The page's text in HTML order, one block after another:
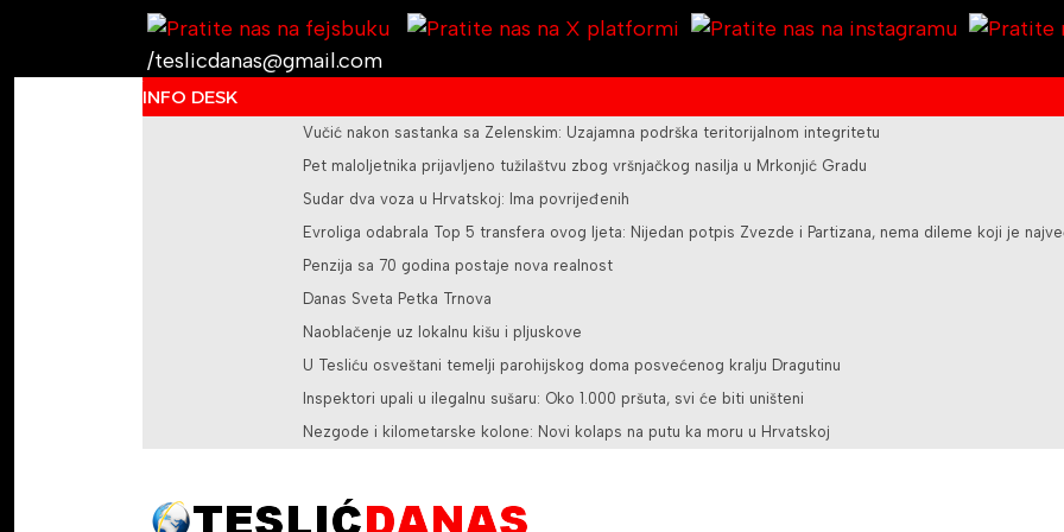
/teslicdanas@gmail.com
INFO DESK
Vučić nakon sastanka sa Zelenskim: Uzajamna podrška teritorijalnom integritetu
Pet maloljetnika prijavljeno tužilaštvu zbog vršnjačkog nasilja u Mrkonjić Gradu
Sudar dva voza u Hrvatskoj: Ima povrijeđenih
Evroliga odabrala Top 5 transfera ovog ljeta: Nijedan potpis Zvezde i Partizana, nema dileme koji je
Penzija sa 70 godina postaje nova realnost
Danas Sveta Petka Trnova
Naoblačenje uz lokalnu kišu i pljuskove
U Tesliću osveštani temelji parohijskog doma posvećenog kralju Dragutinu
Inspektori upali u ilegalnu sušaru: Oko 1.000 pršuta, svi će biti uništeni
Nezgode i kilometarske kolone: Novi kolaps na putu ka moru u Hrvatskoj